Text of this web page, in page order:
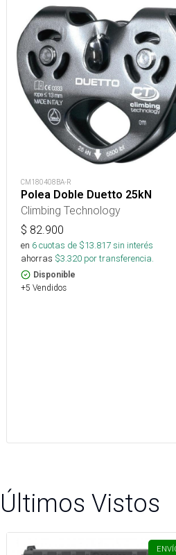
CM180408BA-R
Polea Doble Duetto 25kN
Climbing Technology
$ 82.900
en 6cuotas de $13.817sin interés
ahorras $3.320 por transferencia.
Disponible
+5 Vendidos
Últimos Vistos